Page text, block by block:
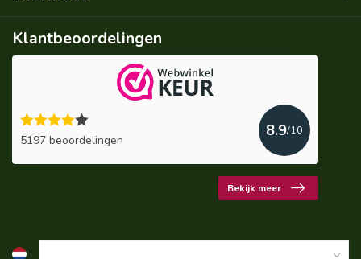
Klantbeoordelingen
5197 beoordelingen
8.9/10
Bekijk meer